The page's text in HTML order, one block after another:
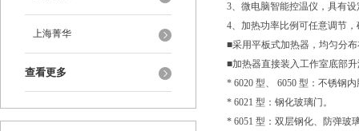
上海菁华
查看更多
3、微电脑智能控温仪，具有
4、加热功率比例可任意调节
■采用平板式加热器，均匀分
■加热器直接装入工作室底部
* 6020 型、 6050 型：不锈钢
* 6021 型：钢化玻璃门。
* 6051 型：双层钢化、防弹玻